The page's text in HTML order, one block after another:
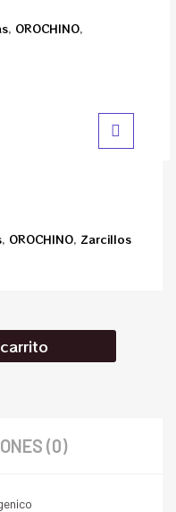
, OROCHINO,
, OROCHINO, Zarcillos
(0)